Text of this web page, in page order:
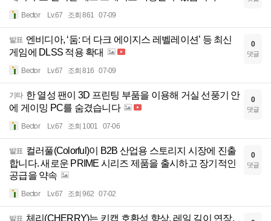
Bector Lv.67 조회 861 07-09
발표 엔비디아, ‘둠: 더 다크 에이지스 레벨레이션’ 등 최신
게임에 DLSS 적용 확대
Bector Lv.67 조회 816 07-09
0
댓글
기타 한 열성 팬이 3D 프린팅 부품을 이용해 거실 선풍기 안
에 게이밍 PC를 숨겼습니다
Bector Lv.67 조회 1001 07-06
0
댓글
발표 컬러풀(Colorful)이 B2B 산업용 스토리지 시장에 진출
합니다. 새로운 PRIME 시리즈 제품을 출시하고 장기적인
공급을 약속
Bector Lv.67 조회 962 07-02
0
댓글
발표 체리(CHERRY)는 키캡 호환성 향상, 레일 길이 연장,